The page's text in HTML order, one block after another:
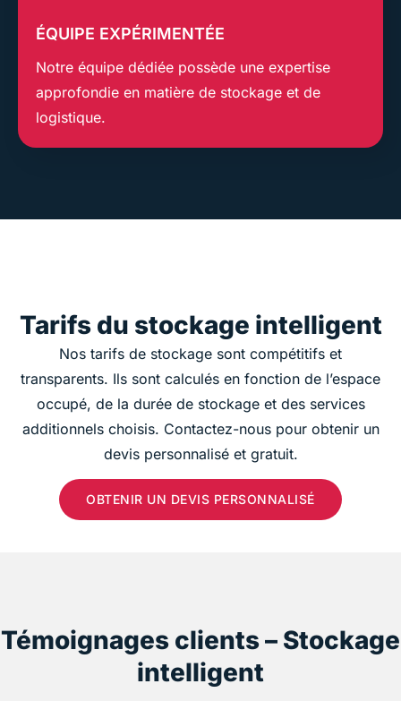
ÉQUIPE EXPÉRIMENTÉE
Notre équipe dédiée possède une expertise
approfondie en matière de stockage et de
logistique.
Tarifs du stockage intelligent
Nos tarifs de stockage sont compétitifs et
transparents. Ils sont calculés en fonction de l’espace
occupé, de la durée de stockage et des services
additionnels choisis. Contactez-nous pour obtenir un
devis personnalisé et gratuit.
OBTENIR UN DEVIS PERSONNALISÉ
Témoignages clients – Stockage
intelligent